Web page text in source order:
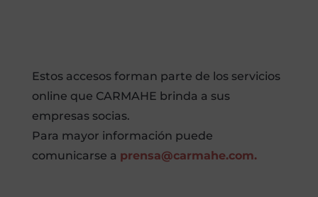
Estos accesos forman parte de los servicios
online que CARMAHE brinda a sus
empresas socias.
Para mayor información puede
comunicarse a prensa@carmahe.com.